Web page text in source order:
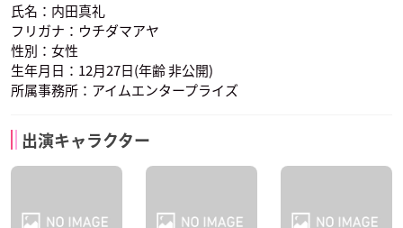
氏名：内田真礼
フリガナ：ウチダマアヤ
性別：女性
生年月日：12月27日(年齢 非公開)
所属事務所：アイムエンタープライズ
出演キャラクター